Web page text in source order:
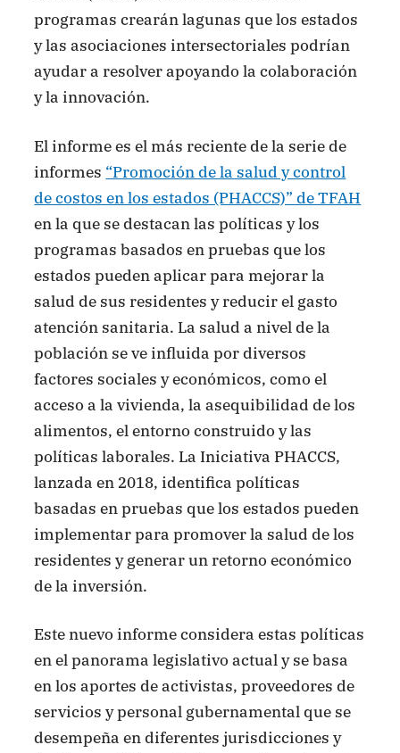
programas crearán lagunas que los estados
y las asociaciones intersectoriales podrían
ayudar a resolver apoyando la colaboración
y la innovación.
El informe es el más reciente de la serie de
informes “Promoción de la salud y control
de costos en los estados (PHACCS)” de TFAH
en la que se destacan las políticas y los
programas basados en pruebas que los
estados pueden aplicar para mejorar la
salud de sus residentes y reducir el gasto
atención sanitaria. La salud a nivel de la
población se ve influida por diversos
factores sociales y económicos, como el
acceso a la vivienda, la asequibilidad de los
alimentos, el entorno construido y las
políticas laborales. La Iniciativa PHACCS,
lanzada en 2018, identifica políticas
basadas en pruebas que los estados pueden
implementar para promover la salud de los
residentes y generar un retorno económico
de la inversión.
Este nuevo informe considera estas políticas
en el panorama legislativo actual y se basa
en los aportes de activistas, proveedores de
servicios y personal gubernamental que se
desempeña en diferentes jurisdicciones y